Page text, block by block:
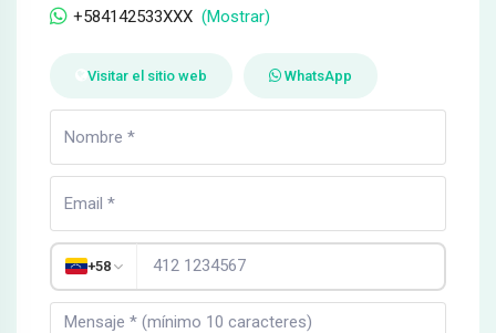
+584142533XXX (Mostrar)
Visitar el sitio web WhatsApp
+58